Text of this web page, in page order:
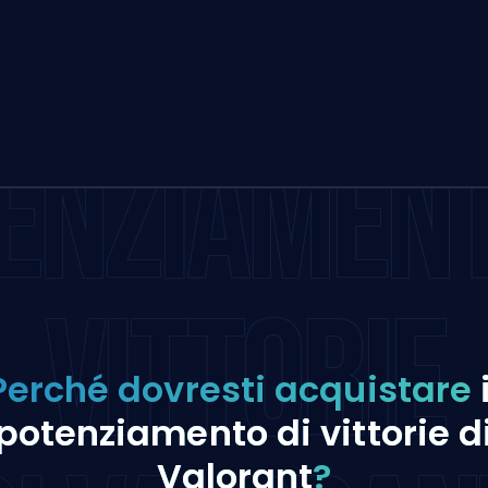
VITTORIE
dovresti acquistare
di vittorie
Valorant?